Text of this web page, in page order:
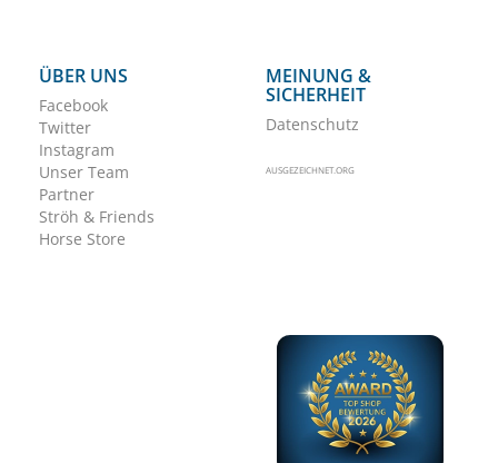
ÜBER UNS
Facebook
Twitter
Instagram
Unser Team
Partner
Ströh & Friends
Horse Store
MEINUNG &
SICHERHEIT
Datenschutz
AUSGEZEICHNET.ORG